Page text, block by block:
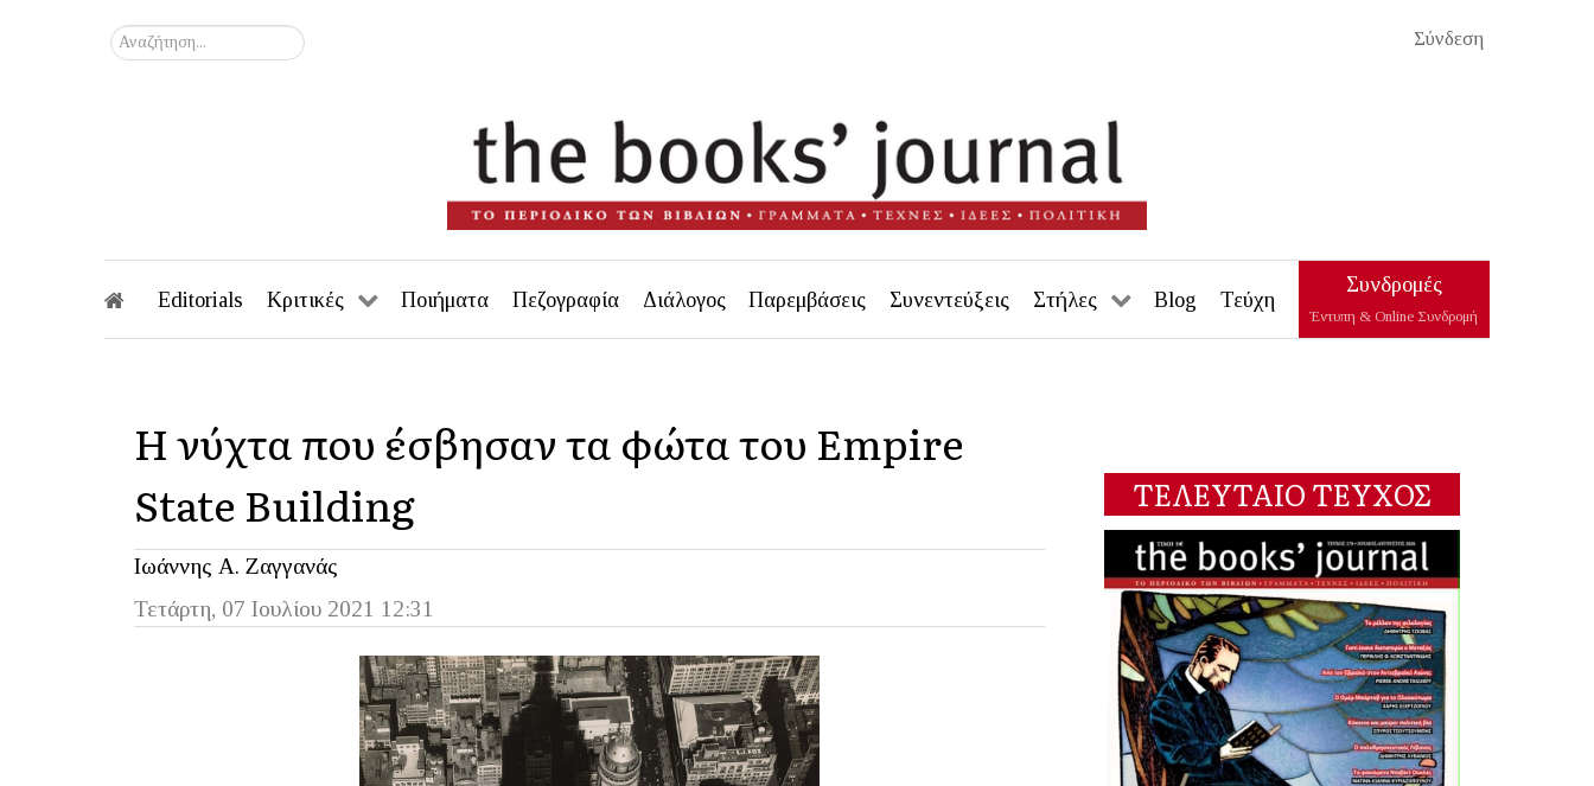
Σύνδεση
Αναζήτηση...
Editorials Κριτικές Ποιήματα Πεζογραφία Διάλογος Παρεμβάσεις Συνεντεύξεις Στήλες Blog Τεύχη
Συνδρομές
Έντυπη & Online Συνδρομή
Η νύχτα που έσβησαν τα φώτα του Empire
State Building
Iωάννης Α. Ζαγγανάς
Τετάρτη, 07 Ιουλίου 2021 12:31
ΤΕΛΕΥΤΑΙΟ ΤΕΥΧΟΣ